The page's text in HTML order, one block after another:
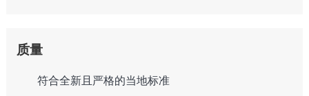
质量
符合全新且严格的当地标准